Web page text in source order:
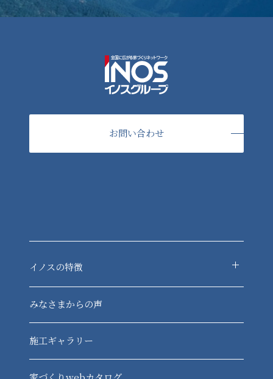
お問い合わせ
イノスの特徴
-現場レベルチェック
-各種制度
みなさまからの声
施工ギャラリー